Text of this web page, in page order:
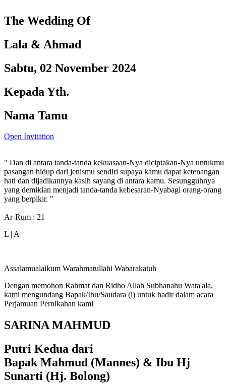
The Wedding Of
Lala & Ahmad
Sabtu, 02 November 2024
Kepada Yth.
Nama Tamu
Open Invitation
" Dan di antara tanda-tanda kekuasaan-Nya diciptakan-Nya untukmu
pasangan hidup dari jenismu sendiri supaya kamu dapat ketenangan
hati dan dijadikannya kasih sayang di antara kamu. Sesungguhnya
yang demikian menjadi tanda-tanda kebesaran-Nyabagi orang-orang
yang berpikir. "
Ar-Rum : 21
L | A
Assalamualaikum Warahmatullahi Wabarakatuh
Dengan memohon Rahmat dan Ridho Allah Subhanahu Wata'ala,
kami mengundang Bapak/Ibu/Saudara (i) untuk hadir dalam acara
Perjamuan Pernikahan kami
SARINA MAHMUD
Putri Kedua dari
Bapak Mahmud (Mannes) & Ibu Hj
Sunarti (Hj. Bolong)